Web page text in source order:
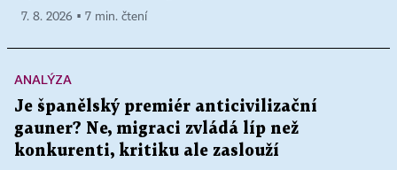
7. 8. 2026 ▪ 7 min. čtení
ANALÝZA
Je španělský premiér anticivilizační
gauner? Ne, migraci zvládá líp než
konkurenti, kritiku ale zaslouží